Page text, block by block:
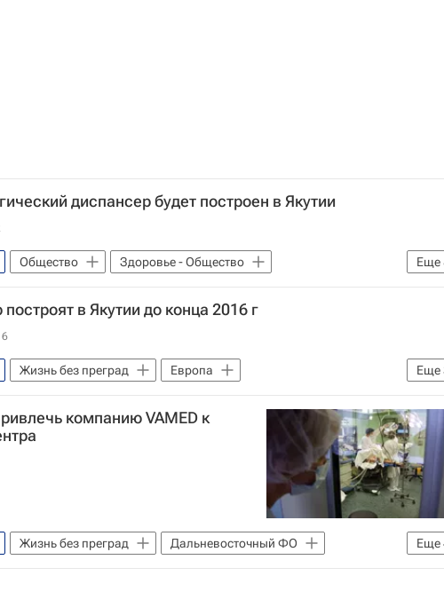
диспансер будет построен в Якутии
Еще
Общество
Здоровье - Общество
Якутск Европа
Дальневосточный ФО
куда обратиться за помощью Здоровье
в Якутии до конца 2016 г
Еще
Жизнь без преград
Европа
Весь мир Россия
компанию VAMED к
Еще
Жизнь без преград
Дальневосточный ФО
Егор Борисов Россия